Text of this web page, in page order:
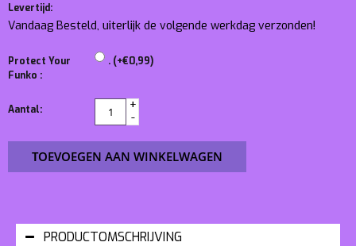
Levertijd:
Vandaag Besteld, uiterlijk de volgende werkdag verzonden!
Protect Your
Funko :
. (+€0,99)
Aantal:
+
-
TOEVOEGEN AAN WINKELWAGEN
PRODUCTOMSCHRIJVING